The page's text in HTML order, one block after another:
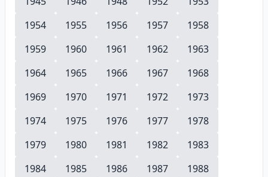
1954
1955 1956 1957
1958
1959
1960 1961 1962
1963
1964
1965 1966 1967
1968
1969
1970 1971 1972
1973
1974
1975 1976 1977
1978
1979
1980 1981 1982
1983
1984
1985 1986 1987
1988